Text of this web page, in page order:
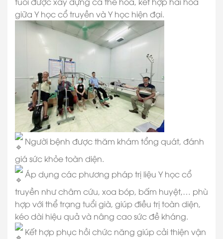
giữa Y học cổ truyền và Y học hiện đại.
Người bệnh được thăm khám tổng quát, đánh
giá sức khỏe toàn diện.
Áp dụng các phương pháp trị liệu Y học cổ
truyền như châm cứu, xoa bóp, bấm huyệt,… phù
hợp với thể trạng tuổi già, giúp điều trị toàn diện,
kéo dài hiệu quả và nâng cao sức đề kháng.
Kết hợp phục hồi chức năng giúp cải thiện vận